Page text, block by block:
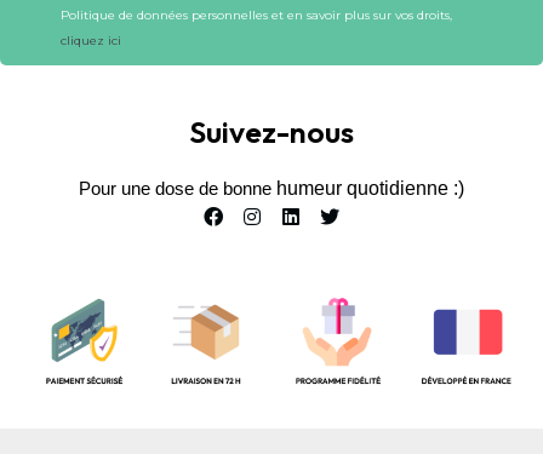
Politique de données personnelles et en savoir plus sur vos droits,
cliquez ici
Suivez-nous
Pour une dose de bonne humeur quotidienne :)